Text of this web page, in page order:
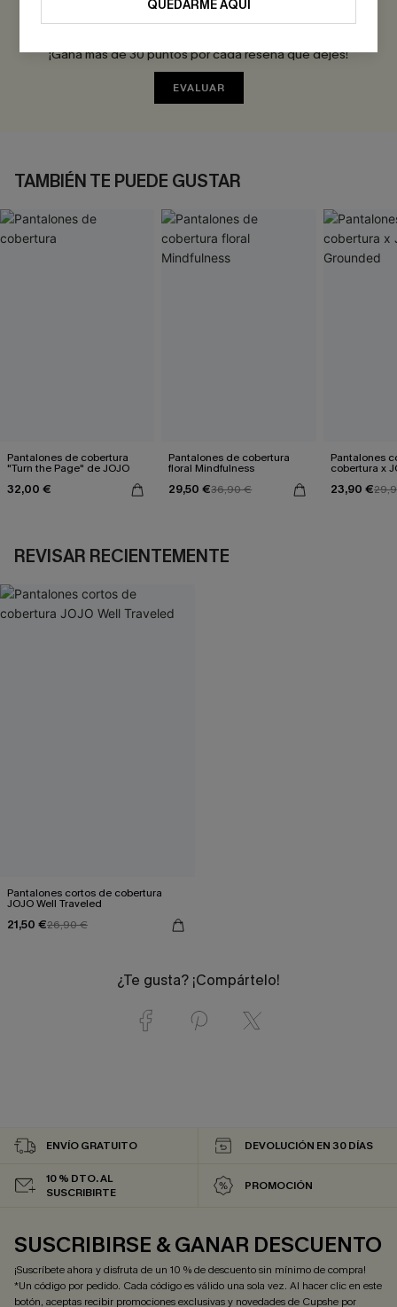
Sé el Primero en Reseñar
¡Gana más de 30 puntos por cada reseña que dejes!
EVALUAR
TAMBIÉN TE PUEDE GUSTAR
Pantalones de cobertura
"Turn the Page" de JOJO
32,00 €
Pantalones de cobertura
floral Mindfulness
29,50 €36,90 €
Pantalones
cobertura x
23,90 €
REVISAR RECIENTEMENTE
Pantalones cortos de cobertura
JOJO Well Traveled
21,50 €26,90 €
¿Te gusta? ¡Compártelo!
QUEDARME AQUÍ
ENVÍO GRATUITO DEVOLUCIÓN EN 30 DÍAS
10 % DTO. AL
SUSCRIBIRTE
PROMOCIÓN
SUSCRIBIRSE & GANAR DESCUENTO
¡Suscríbete ahora y disfruta de un 10 % de descuento sin mínimo de compra!
*Un código por pedido. Cada código es válido una sola vez. Al hacer clic en este
botón, aceptas recibir promociones exclusivas y novedades de Cupshe por